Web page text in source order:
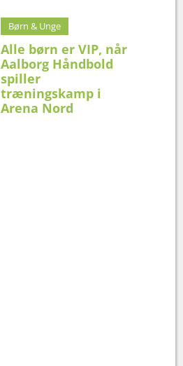
Børn & Unge
Alle børn er VIP, når
Aalborg Håndbold
spiller
træningskamp i
Arena Nord